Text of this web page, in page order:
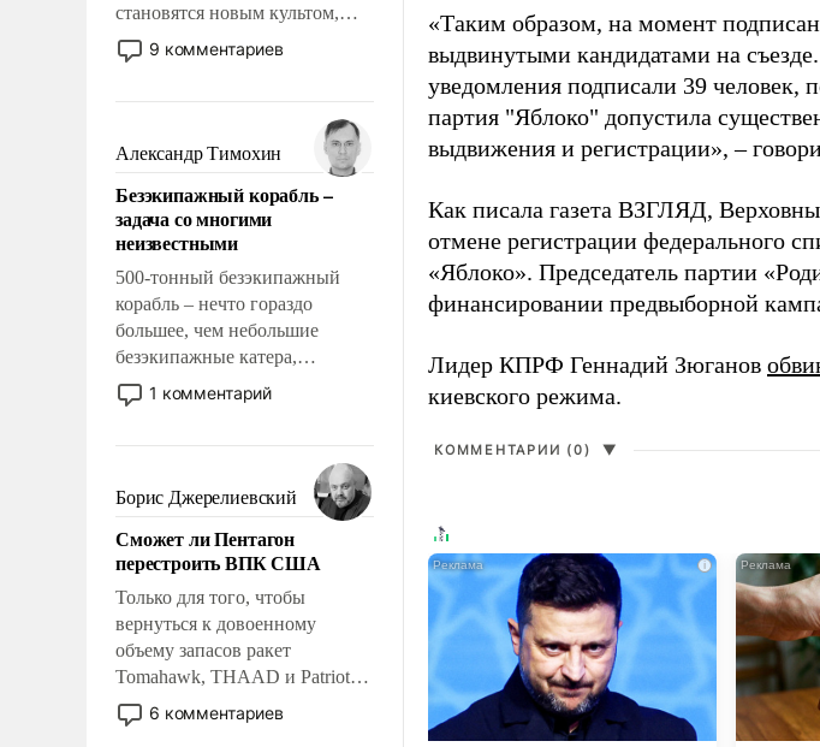
становятся новым культом,
постепенно вытесняя и
отменяя традиционное
мужественным и твердым под
ударами судьбы, брать на себя
ответственность, помогать
слабым, идти вперед и
адаптироваться.
9 комментариев
Александр Тимохин
Безэкипажный корабль –
задача со многими
неизвестными
500-тонный безэкипажный
корабль – нечто гораздо
большее, чем небольшие
безэкипажные катера,
применение которых уже
стало обыденностью. Задача по
сложна и амбициозна. Однако
и ее реализация радикально
поднимет наши боевые
возможности.
1 комментарий
Борис Джерелиевский
Сможет ли Пентагон
перестроить ВПК США
Только для того, чтобы
вернуться к довоенному
объему запасов ракет
Tomahawk, THAAD и Patriot
США потребуется более трех
лет. Даже небольшая война с
6 комментариев
«Таким образом, на момент
выдвинутыми кандидатами на
уведомления подписали 39 человек,
партия "Яблоко" допустила
выдвижения и регистрации», –
Как писала газета ВЗГЛЯД,
отмене регистрации федерального
«Яблоко». Председатель партии
финансировании предвыборной
Лидер КПРФ Геннадий Зюганов
киевского режима.
КОММЕНТАРИИ (0) ▼
i